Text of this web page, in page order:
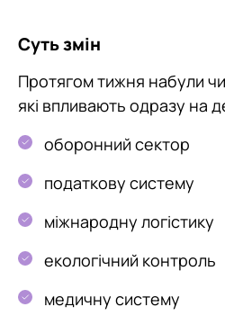
Суть змін
Протягом тижня набули
які впливають одразу на
оборонний сектор
податкову систему
міжнародну логістику
екологічний контроль
медичну систему